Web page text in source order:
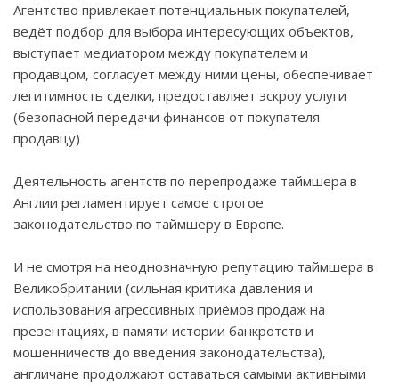
Агентство привлекает потенциальных покупателей,
ведёт подбор для выбора интересующих объектов,
выступает медиатором между покупателем и
продавцом, согласует между ними цены, обеспечивает
легитимность сделки, предоставляет эскроу услуги
(безопасной передачи финансов от покупателя
продавцу)
Деятельность агентств по перепродаже таймшера в
Англии регламентирует самое строгое
законодательство по таймшеру в Европе.
И не смотря на неоднозначную репутацию таймшера в
Великобритании (сильная критика давления и
использования агрессивных приёмов продаж на
презентациях, в памяти истории банкротств и
мошенничеств до введения законодательства),
англичане продолжают оставаться самыми активными